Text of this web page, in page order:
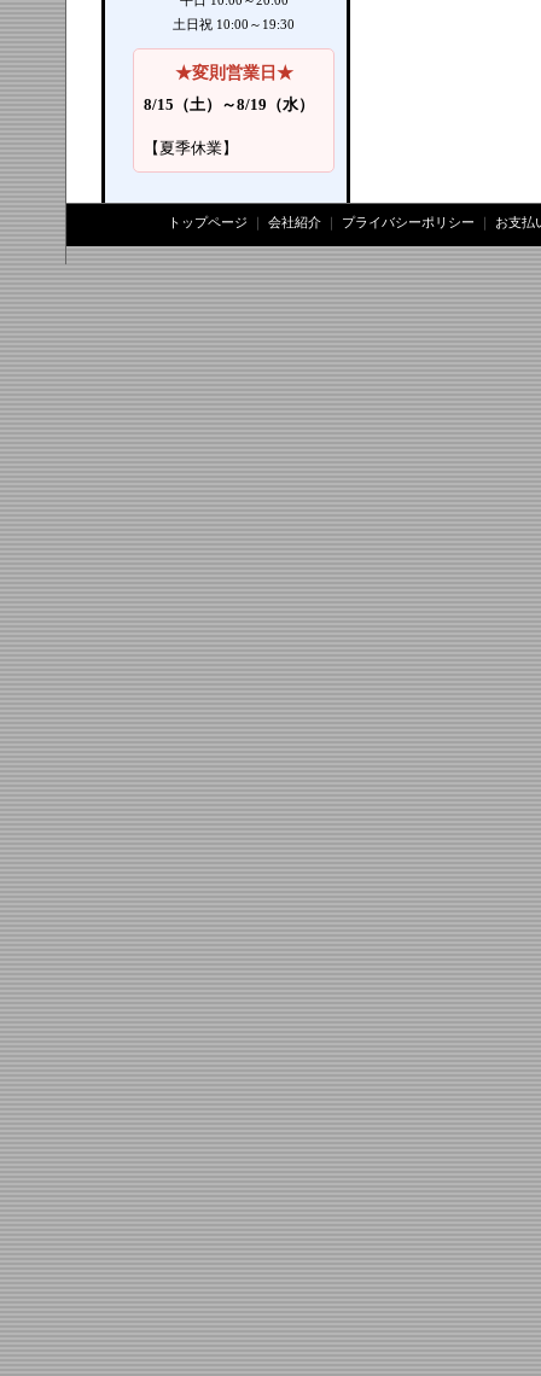
土日祝 10:00～19:30
★変則営業日★
8/15（土）～8/19（水）
【夏季休業】
トップページ 会社紹介 プライバシーポリシー お支払